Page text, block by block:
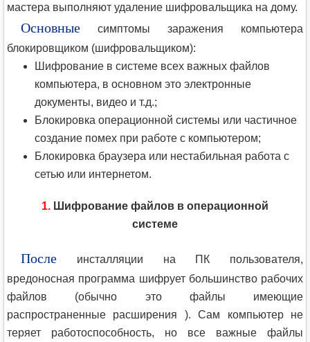
мастера выполняют удаление шифровальщика на дому.
Основные симптомы заражения компьютера
блокировщиком (шифровальщиком):
Шифрование в системе всех важных файлов
компьютера, в основном это электронные
документы, видео и т.д.;
Блокировка операционной системы или частичное
создание помех при работе с компьютером;
Блокировка браузера или нестабильная работа с
сетью или интернетом.
1. Шифрование файлов в операционной
системе
После инсталляции на ПК пользователя,
вредоносная программа шифрует большинство рабочих
файлов (обычно это файлы имеющие
распространенные расширения ). Сам компьютер не
теряет работоспособность, но все важные файлы